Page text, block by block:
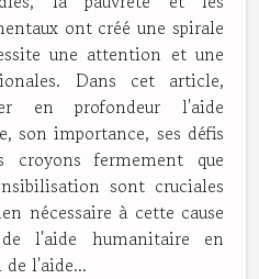
ont créé une spirale
une attention et une
Dans cet article,
en profondeur l'aide
son importance, ses défis
fermement que
sont cruciales
nécessaire à cette cause
l'aide humanitaire en
l'aide...